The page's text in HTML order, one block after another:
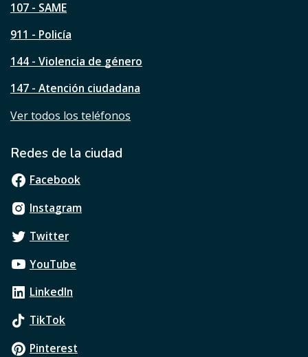
á
i
a
107 - SAME
911 - Policía
144 - Violencia de género
147 - Atención ciudadana
Ver todos los teléfonos
Redes de la ciudad
Facebook
Instagram
Twitter
YouTube
LinkedIn
TikTok
Pinterest